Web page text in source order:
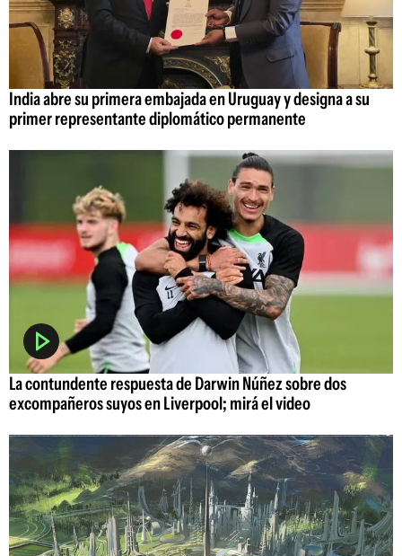
India abre su primera embajada en Uruguay y designa a su
primer representante diplomático permanente
La contundente respuesta de Darwin Núñez sobre dos
excompañeros suyos en Liverpool; mirá el video